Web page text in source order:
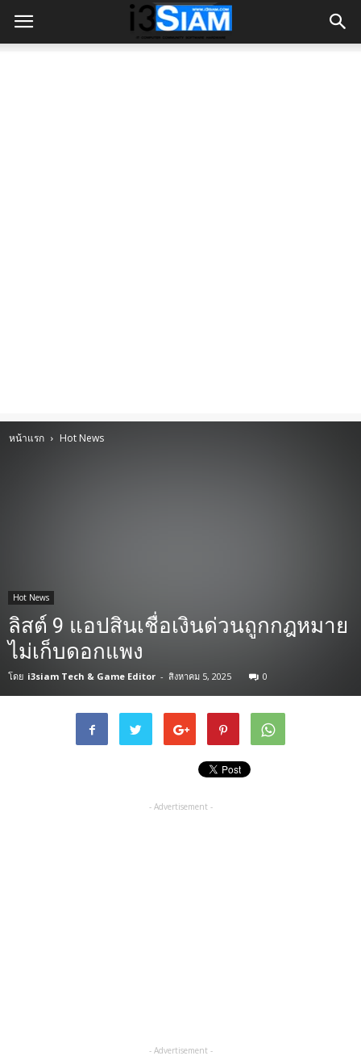
หน้าแรก Hot News
Hot News
ลิสต์ 9 แอปสินเชื่อเงินด่วนถูกกฎหมาย
ไม่เก็บดอกแพง
โดย i3siam Tech & Game Editor - สิงหาคม 5, 2025 0
- Advertisement -
- Advertisement -